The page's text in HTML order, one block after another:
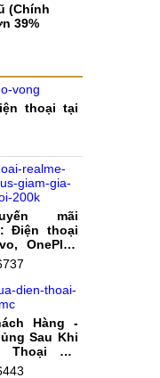
(Chính
39%
thoại tại
mãi
Điện thoại
OnePlus
tới 200K
Hàng -
Sau Khi
Thoại Tại